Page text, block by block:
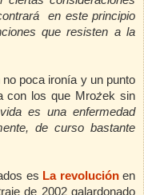
en este principio
que resisten a la
poca ironía y un punto
con los que Mrożek sin
es una enfermedad
de curso bastante
es La revoluciónen
de 2002 galardonado